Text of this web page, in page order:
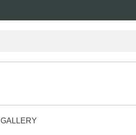
GALLERY